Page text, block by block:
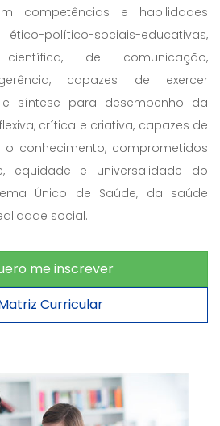
competências e habilidades
político-sociais-educativas,
de comunicação,
capazes de exercer
e síntese para desempenho da
crítica e criativa, capazes de
conhecimento, comprometidos
equidade e universalidade do
Único de Saúde, da saúde
social.
me inscrever
Curricular